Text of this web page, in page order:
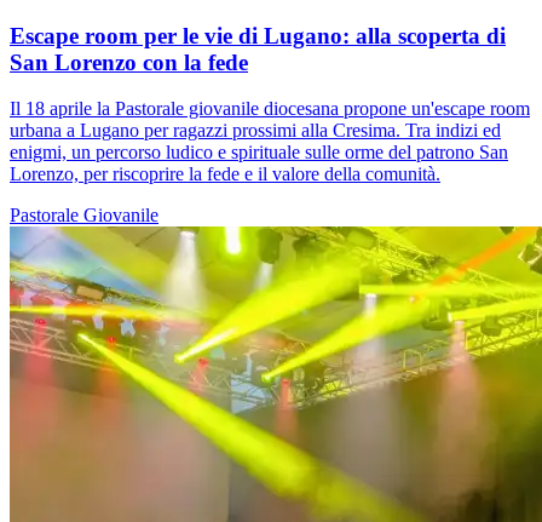
Escape room per le vie di Lugano: alla scoperta di
San Lorenzo con la fede
Il 18 aprile la Pastorale giovanile diocesana propone un'escape room
urbana a Lugano per ragazzi prossimi alla Cresima. Tra indizi ed
enigmi, un percorso ludico e spirituale sulle orme del patrono San
Lorenzo, per riscoprire la fede e il valore della comunità.
Pastorale Giovanile